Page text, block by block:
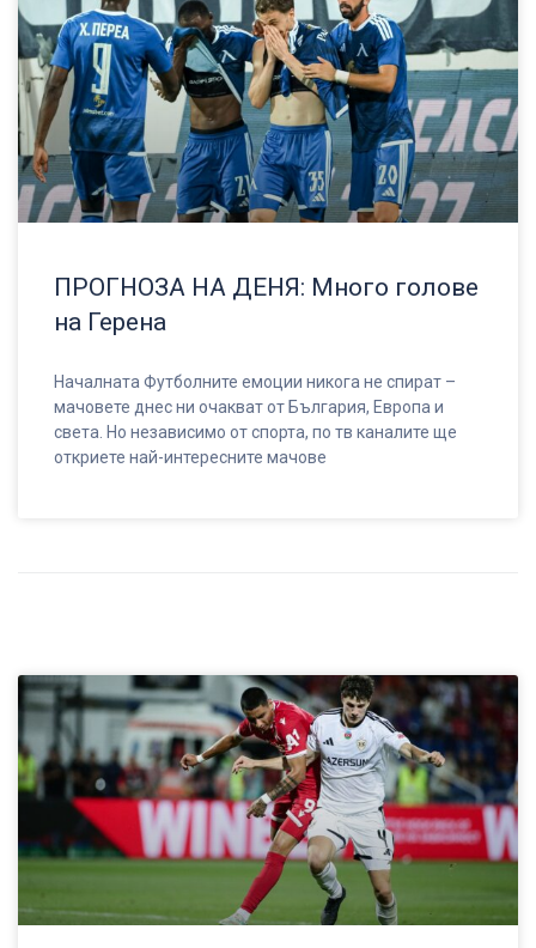
ПРОГНОЗА НА ДЕНЯ: Много голове
на Герена
Началната Футболните емоции никога не спират –
мачовете днес ни очакват от България, Европа и
света. Но независимо от спорта, по тв каналите ще
откриете най-интересните мачове